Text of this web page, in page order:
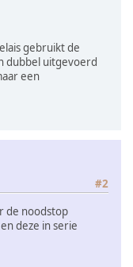
gebruikt de
dubbel uitgevoerd
een
#2
de noodstop
deze in serie